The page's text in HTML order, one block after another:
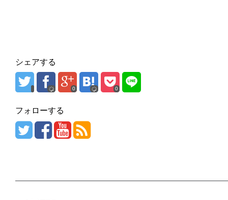
シェアする
0 0
フォローする